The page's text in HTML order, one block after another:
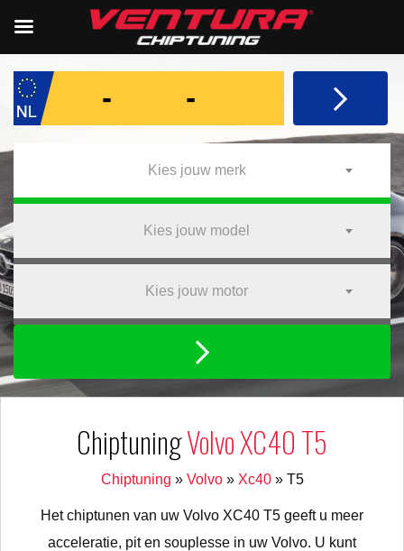
Kies jouw merk
Kies jouw model
Kies jouw motor
ChiptuningVolvo XC40 T5
Chiptuning » Volvo» Xc40» T5
Het chiptunen van uw Volvo XC40 T5 geeft u meer
acceleratie, pit en souplesse in uw Volvo. U kunt